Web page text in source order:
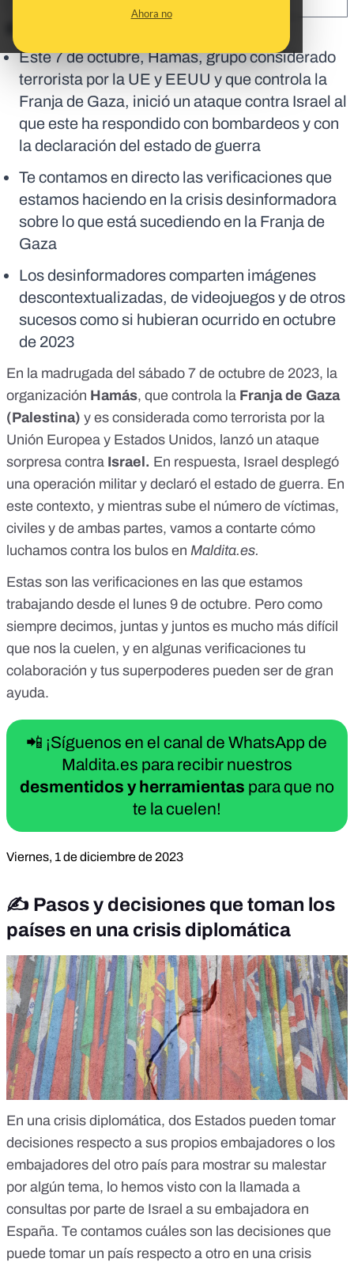
Ahora no
Este 7 de octubre, Hamás, grupo considerado
terrorista por la UE y EEUU y que controla la
Franja de Gaza, inició un ataque contra Israel al
que este ha respondido con bombardeos y con
la declaración del estado de guerra
Te contamos en directo las verificaciones que
estamos haciendo en la crisis desinformadora
sobre lo que está sucediendo en la Franja de
Gaza
Los desinformadores comparten imágenes
descontextualizadas, de videojuegos y de otros
sucesos como si hubieran ocurrido en octubre
de 2023
En la madrugada del sábado 7 de octubre de 2023, la
organización Hamás, que controla la Franja de Gaza
(Palestina) y es considerada como terrorista por la
Unión Europea y Estados Unidos, lanzó un ataque
sorpresa contra Israel. En respuesta, Israel desplegó
una operación militar y declaró el estado de guerra. En
este contexto, y mientras sube el número de víctimas,
civiles y de ambas partes, vamos a contarte cómo
luchamos contra los bulos en Maldita.es.
Estas son las verificaciones en las que estamos
trabajando desde el lunes 9 de octubre. Pero como
siempre decimos, juntas y juntos es mucho más difícil
que nos la cuelen, y en algunas verificaciones tu
colaboración y tus superpoderes pueden ser de gran
ayuda.
📲 ¡Síguenos en el canal de WhatsApp de
Maldita.es para recibir nuestros
desmentidos y herramientas para que no
te la cuelen!
Viernes, 1 de diciembre de 2023
✍️ Pasos y decisiones que toman los
países en una crisis diplomática
En una crisis diplomática, dos Estados pueden tomar
decisiones respecto a sus propios embajadores o los
embajadores del otro país para mostrar su malestar
por algún tema, lo hemos visto con la llamada a
consultas por parte de Israel a su embajadora en
España. Te contamos cuáles son las decisiones que
puede tomar un país respecto a otro en una crisis